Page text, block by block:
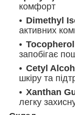
комфорт
Dimethyl
активних
Tocopherol
запобігає
Cetyl
шкіру та
Xanthan
легку